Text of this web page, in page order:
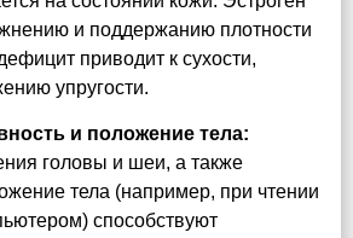
и поддержанию плотности
приводит к сухости,
упругости.
и положение тела:
головы и шеи, а также
тела (например, при чтении
способствуют